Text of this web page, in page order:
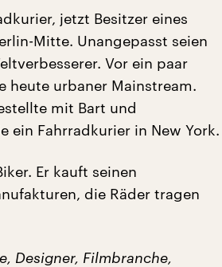
jetzt Besitzer eines
Mitte. Unangepasst seien
Vor ein paar
heute urbaner Mainstream.
mit Bart und
ein Fahrradkurier in New York.
Er kauft seinen
die Räder tragen
Designer, Filmbranche,